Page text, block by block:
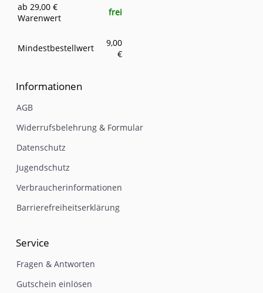
ab 29,00 €
Warenwert
frei
Mindestbestellwert
9,00
€
Informationen
AGB
Widerrufsbelehrung & Formular
Datenschutz
Jugendschutz
Verbraucherinformationen
Barrierefreiheitserklärung
Service
Fragen & Antworten
Gutschein einlösen